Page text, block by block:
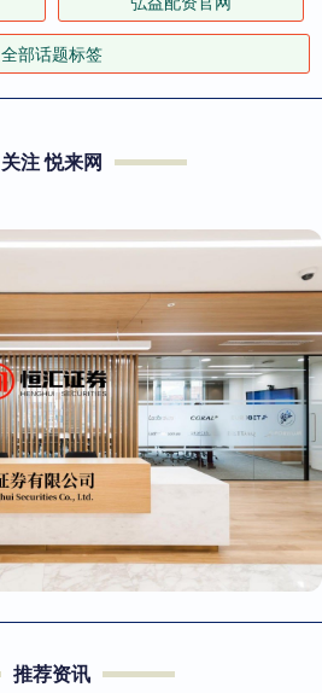
全部话题标签
关注 悦来网
推荐资讯